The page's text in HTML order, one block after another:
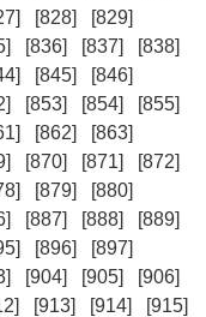
[828]
[829]
[836] [837]
[838]
[845]
[846]
[853] [854]
[855]
[862]
[863]
[870] [871]
[872]
[879]
[880]
[887] [888]
[889]
[896]
[897]
[904] [905]
[906]
[913] [914] [915]